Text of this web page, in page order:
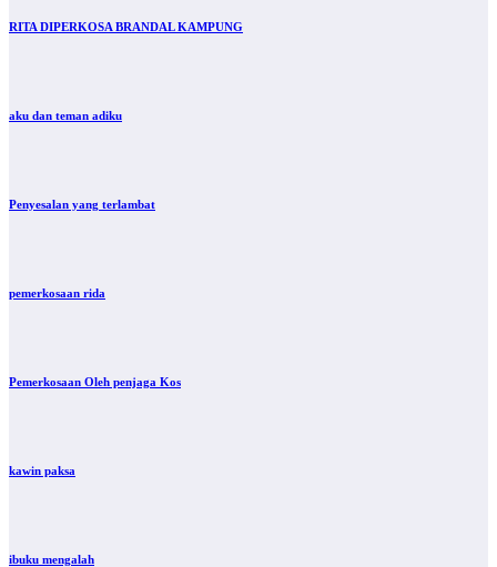
RITA DIPERKOSA BRANDAL KAMPUNG
aku dan teman adiku
Penyesalan yang terlambat
pemerkosaan rida
Pemerkosaan Oleh penjaga Kos
kawin paksa
ibuku mengalah